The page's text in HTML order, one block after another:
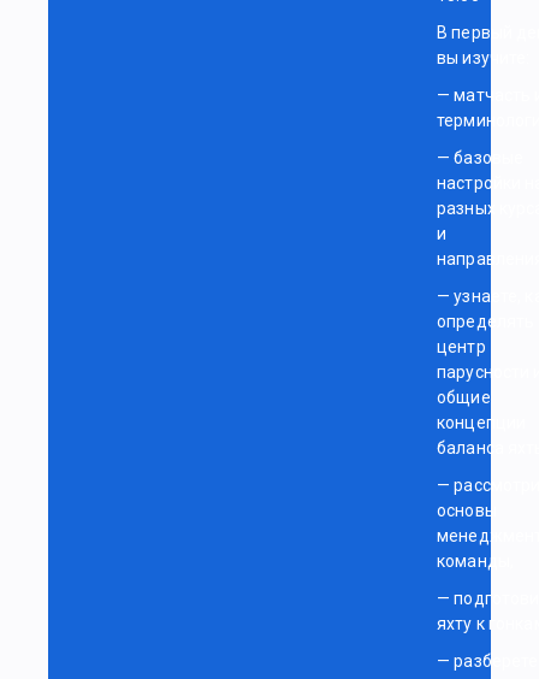
В первый
вы изучите:
— матчасть
— базовые
настройки
разных
и
— узнаете,
определять
центр
парусности
общие
концепции
баланса
—
основы
команды,
—
яхту к
— разберете